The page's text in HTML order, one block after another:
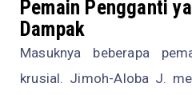
Pemain Pengganti
Dampak
Masuknya beberapa
krusial. Jimoh-Aloba J.